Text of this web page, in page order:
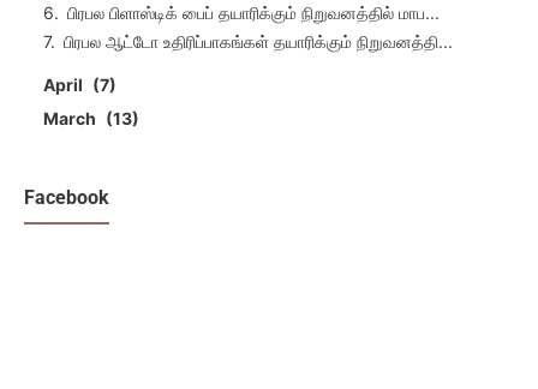
பிரபல பிளாஸ்டிக் பைப் தயாரிக்கும் நிறுவனத்தில் மாப...
பிரபல ஆட்டோ உதிரிப்பாகங்கள் தயாரிக்கும் நிறுவனத்தி...
April
7
March
13
Facebook